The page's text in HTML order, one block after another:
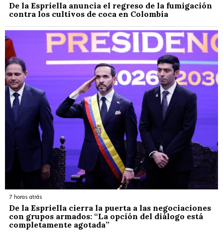
De la Espriella anuncia el regreso de la fumigación
contra los cultivos de coca en Colombia
7 horas atrás
De la Espriella cierra la puerta a las negociaciones
con grupos armados: “La opción del diálogo está
completamente agotada”